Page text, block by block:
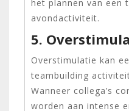
het plannen van een
avondactiviteit.
5.
Overstimulatie kan
teambuilding
Wanneer collega’s
worden aan intense